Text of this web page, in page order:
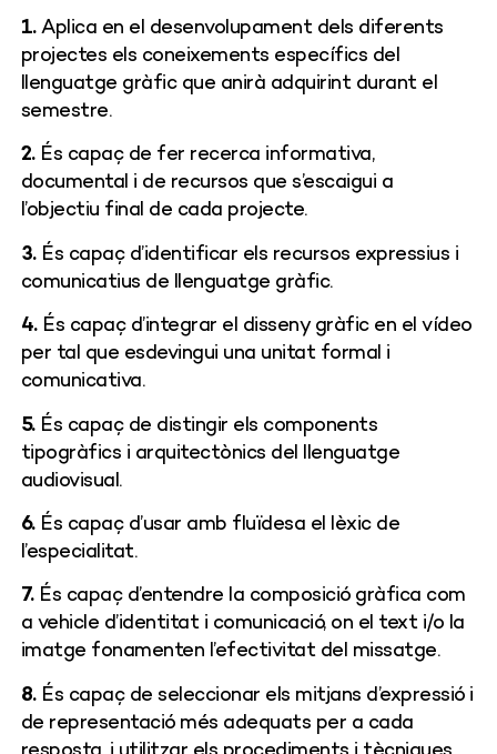
1.Aplica en el desenvolupament dels diferents
projectes els coneixements específics del
llenguatge gràfic que anirà adquirint durant el
semestre.
2.És capaç de fer recerca informativa,
documental i de recursos que s’escaigui a
l’objectiu final de cada projecte.
3.És capaç d’identificar els recursos expressius i
comunicatius de llenguatge gràfic.
4.És capaç d’integrar el disseny gràfic en el vídeo
per tal que esdevingui una unitat formal i
comunicativa.
5.És capaç de distingir els components
tipogràfics i arquitectònics del llenguatge
audiovisual.
6.És capaç d’usar amb fluïdesa el lèxic de
l’especialitat.
7.És capaç d’entendre la composició gràfica com
a vehicle d’identitat i comunicació, on el text i/o la
imatge fonamenten l’efectivitat del missatge.
8.És capaç de seleccionar els mitjans d’expressió i
de representació més adequats per a cada